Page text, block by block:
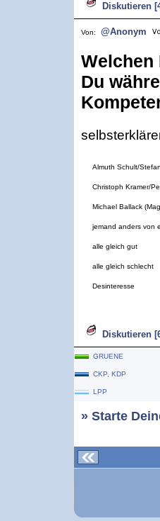
Diskutieren
Von: @Anonym
Welchen
Du
Almuth Schult/
Christoph Kramer/
Michael Ballack
jemand anders von
alle gleich gut
alle gleich schlecht
Desinteresse
Diskutieren
GRUENE
CKP, KDP
LPP
» Starte